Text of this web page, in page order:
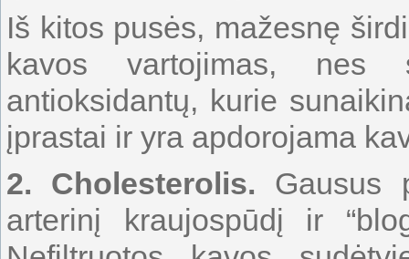
Iš kitos pusės, mažesnę
kavos vartojimas, nes
antioksidantų, kurie
įprastai ir yra apdorojama
2. Cholesterolis. Gausus
arterinį kraujospūdį ir